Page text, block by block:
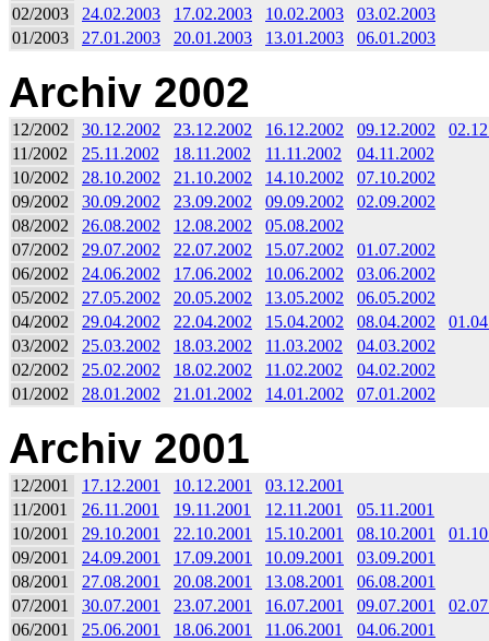
02/2003
24.02.2003 17.02.2003 10.02.2003
03.02.2003
01/2003
27.01.2003 20.01.2003 13.01.2003 06.01.2003
Archiv 2002
12/2002 30.12.2002 23.12.2002 16.12.2002 09.12.2002
11/2002
25.11.2002 18.11.2002 11.11.2002
04.11.2002
10/2002
28.10.2002 21.10.2002 14.10.2002
07.10.2002
09/2002
30.09.2002 23.09.2002 09.09.2002
02.09.2002
08/2002
26.08.2002 12.08.2002
05.08.2002
07/2002
29.07.2002 22.07.2002 15.07.2002
01.07.2002
06/2002
24.06.2002 17.06.2002 10.06.2002
03.06.2002
05/2002
27.05.2002 20.05.2002 13.05.2002
06.05.2002
04/2002
29.04.2002 22.04.2002 15.04.2002 08.04.2002
03/2002
25.03.2002 18.03.2002 11.03.2002
04.03.2002
02/2002
25.02.2002 18.02.2002 11.02.2002
04.02.2002
01/2002
28.01.2002 21.01.2002 14.01.2002 07.01.2002
Archiv 2001
12/2001 17.12.2001 10.12.2001
03.12.2001
11/2001
26.11.2001 19.11.2001 12.11.2001
05.11.2001
10/2001
29.10.2001 22.10.2001 15.10.2001 08.10.2001
09/2001
24.09.2001 17.09.2001 10.09.2001
03.09.2001
08/2001
27.08.2001 20.08.2001 13.08.2001
06.08.2001
07/2001
30.07.2001 23.07.2001 16.07.2001 09.07.2001
06/2001
25.06.2001 18.06.2001 11.06.2001
04.06.2001